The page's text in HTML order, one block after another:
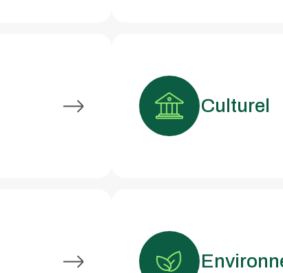
Culturel